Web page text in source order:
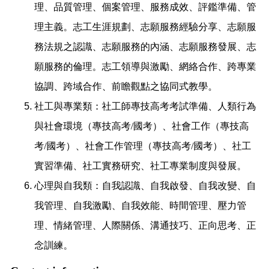
理、品質管理、個案管理、服務成效、評鑑準備、管
理主義。志工生涯規劃、志願服務經驗分享、志願服
務法規之認識、志願服務的內涵、志願服務發展、志
願服務的倫理。志工領導與激勵、網絡合作、跨專業
協調、跨域合作、前瞻觀點之協同式教學。
社工與專業類：社工師專技高考考試準備、人類行為
與社會環境（專技高考/國考）、社會工作（專技高
考/國考）、社會工作管理（專技高考/國考）、社工
實習準備、社工實務研究、社工專業制度與發展。
心理與自我類：自我認識、自我啟發、自我改變、自
我管理、自我激勵、自我效能、時間管理、壓力管
理、情緒管理、人際關係、溝通技巧、正向思考、正
念訓練。